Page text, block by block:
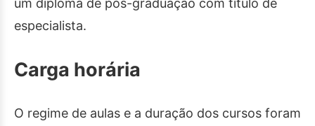
um diploma de pós-graduação com título de
especialista.
Carga horária
O regime de aulas e a duração dos cursos foram